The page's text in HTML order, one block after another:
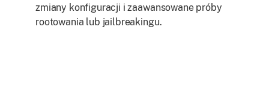
zmiany konfiguracji i zaawansowane próby
rootowania lub jailbreakingu.